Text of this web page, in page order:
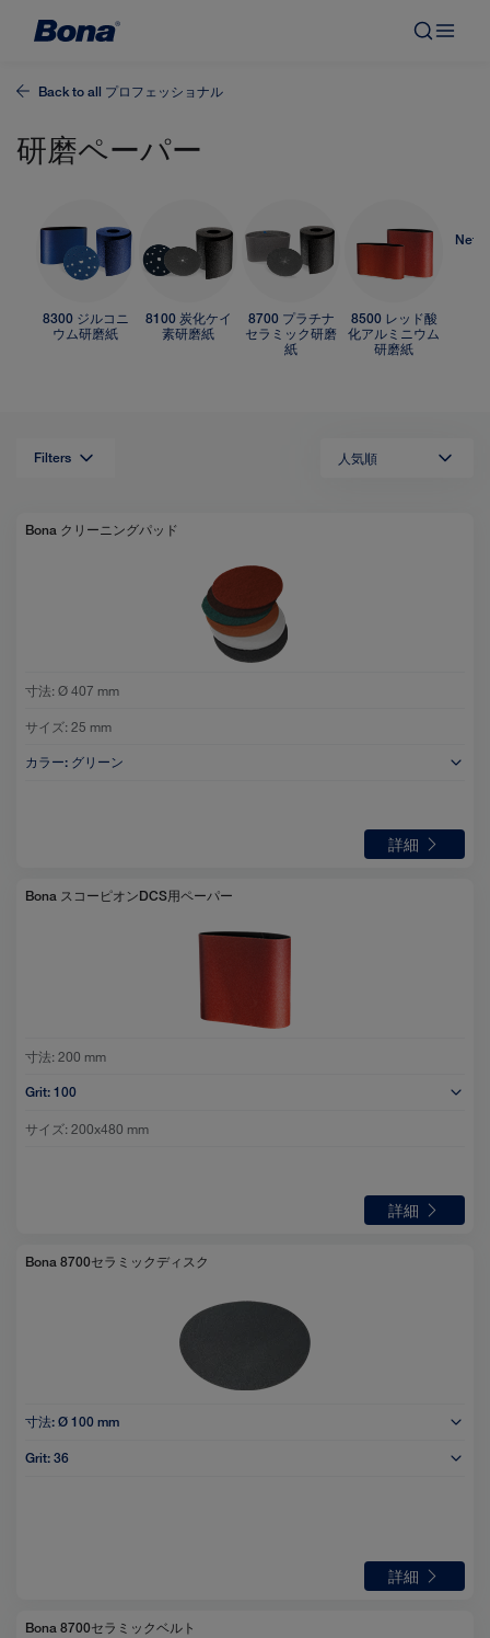
Back to all プロフェッショナル
研磨ペーパー
8300 ジルコニ
ウム研磨紙
8100 炭化ケイ
素研磨紙
8700 プラチナ
セラミック研磨
紙
8500 レッド酸
化アルミニウム
研磨紙
Net
Filters 人気順
Bona クリーニングパッド
寸法: Ø 407 mm
サイズ: 25 mm
カラー: グリーン
詳細
Bona スコーピオンDCS用ペーパー
寸法: 200 mm
Grit: 100
サイズ: 200x480 mm
詳細
Bona 8700セラミックディスク
寸法: Ø 100 mm
Grit: 36
詳細
Bona 8700セラミックベルト